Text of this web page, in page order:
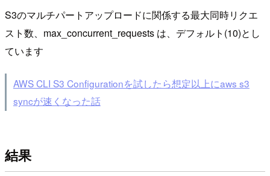
S3のマルチパートアップロードに関係する最大同時リクエ
スト数、max_concurrent_requests は、デフォルト(10)とし
ています
AWS CLI S3 Configurationを試したら想定以上にaws s3
syncが速くなった話
結果